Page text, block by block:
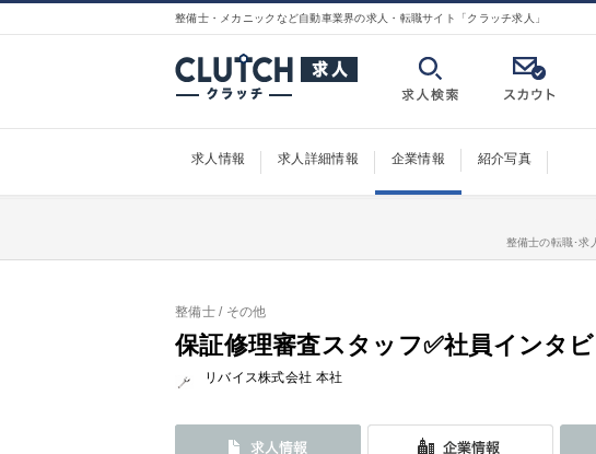
整備士・メカニックなど自動車業界の求人・転職サイト「クラッチ求人」
求人情報 求人詳細情報 企業情報 紹介写真
整備士の転職･求
整備士 / その他
保証修理審査スタッフ✅社員インタ
リバイス株式会社 本社